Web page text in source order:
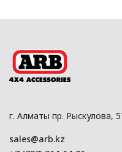
г. Алматы пр. Рыскулова,
sales@arb.kz